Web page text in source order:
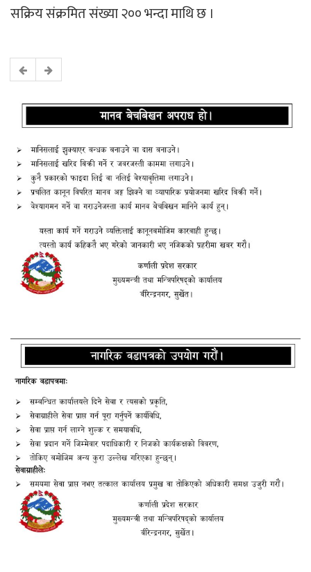
सक्रिय संक्रमित संख्या २०० भन्दा माथि छ ।